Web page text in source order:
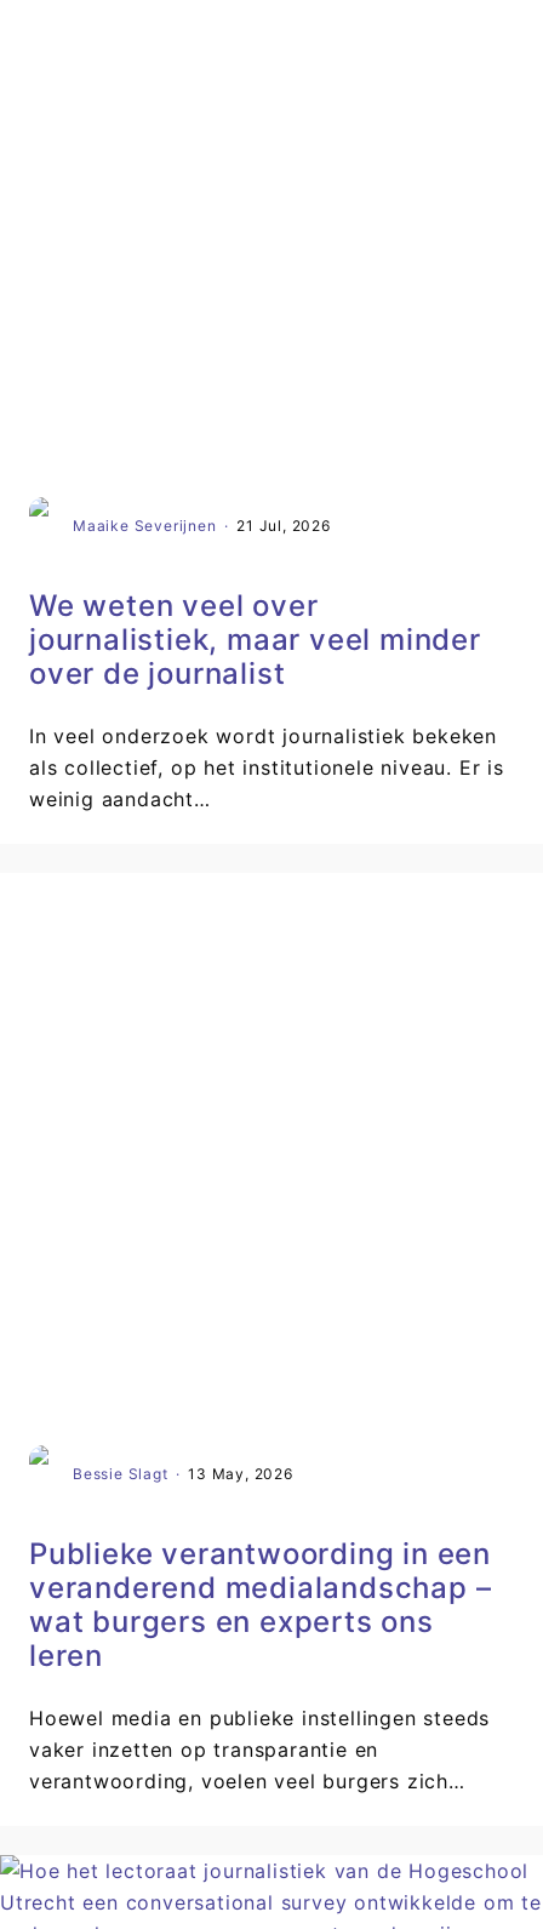
Maaike Severijnen · 21 Jul, 2026
We weten veel over
journalistiek, maar veel minder
over de journalist
In veel onderzoek wordt journalistiek bekeken
als collectief, op het institutionele niveau. Er is
weinig aandacht…
Bessie Slagt · 13 May, 2026
Publieke verantwoording in een
veranderend medialandschap –
wat burgers en experts ons
leren
Hoewel media en publieke instellingen steeds
vaker inzetten op transparantie en
verantwoording, voelen veel burgers zich…